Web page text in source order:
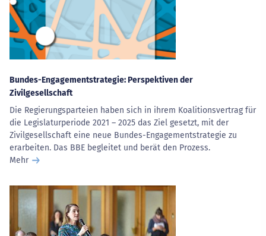
Bundes-Engagementstrategie: Perspektiven der
Zivilgesellschaft
Die Regierungsparteien haben sich in ihrem Koalitionsvertrag für
die Legislaturperiode 2021 – 2025 das Ziel gesetzt, mit der
Zivilgesellschaft eine neue Bundes-Engagementstrategie zu
erarbeiten. Das BBE begleitet und berät den Prozess.
Mehr